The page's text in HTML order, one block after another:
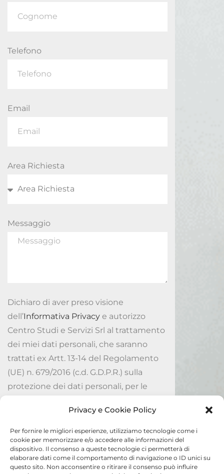
Privacy e Cookie Policy
Per fornire le migliori esperienze, utilizziamo tecnologie come i
cookie per memorizzare e/o accedere alle informazioni del
dispositivo. Il consenso a queste tecnologie ci permetterà di
elaborare dati come il comportamento di navigazione o ID unici su
questo sito. Non acconsentire o ritirare il consenso può influire
Telefono
Email
Area Richiesta
Messaggio
Dichiaro di aver preso visione
dell’Informativa Privacy e autorizzo
Centro Studi e Servizi Srl al trattamento
dei miei dati personali, che saranno
trattati ex Artt. 13-14 del Regolamento
(UE) n. 679/2016 (c.d. G.D.P.R.) sulla
protezione dei dati personali, per le
Invia